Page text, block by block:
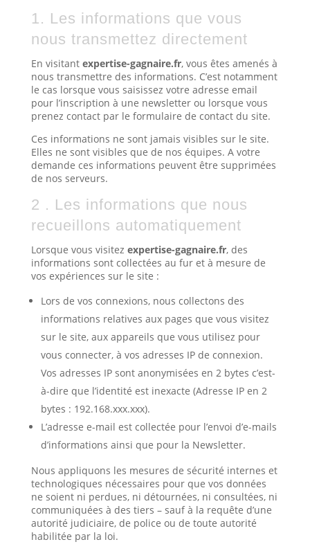
1. Les informations que vous
nous transmettez directement
En visitant expertise-gagnaire.fr, vous êtes amenés à
nous transmettre des informations. C’est notamment
le cas lorsque vous saisissez votre adresse email
pour l’inscription à une newsletter ou lorsque vous
prenez contact par le formulaire de contact du site.
Ces informations ne sont jamais visibles sur le site.
Elles ne sont visibles que de nos équipes. A votre
demande ces informations peuvent être supprimées
de nos serveurs.
2 . Les informations que nous
recueillons automatiquement
Lorsque vous visitez expertise-gagnaire.fr, des
informations sont collectées au fur et à mesure de
vos expériences sur le site :
Lors de vos connexions, nous collectons des
informations relatives aux pages que vous visitez
sur le site, aux appareils que vous utilisez pour
vous connecter, à vos adresses IP de connexion.
Vos adresses IP sont anonymisées en 2 bytes c’est-
à-dire que l’identité est inexacte (Adresse IP en 2
bytes : 192.168.xxx.xxx).
L’adresse e-mail est collectée pour l’envoi d’e-mails
d’informations ainsi que pour la Newsletter.
Nous appliquons les mesures de sécurité internes et
technologiques nécessaires pour que vos données
ne soient ni perdues, ni détournées, ni consultées, ni
communiquées à des tiers – sauf à la requête d’une
autorité judiciaire, de police ou de toute autorité
habilitée par la loi.